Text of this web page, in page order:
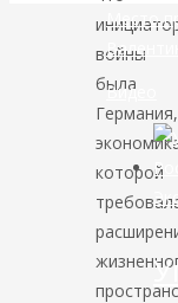
войны
была
Германия,
которой
Место
Видео